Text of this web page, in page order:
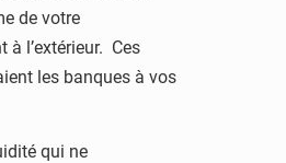
de votre
l’extérieur. Ces
les banques à vos
qui ne